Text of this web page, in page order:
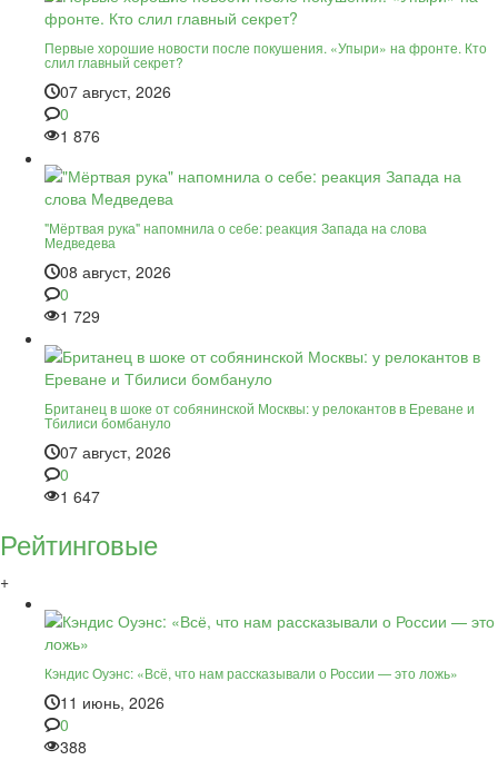
Первые хорошие новости после покушения. «Упыри» на фронте. Кто
слил главный секрет?
07 август, 2026
0
1 876
"Мёртвая рука" напомнила о себе: реакция Запада на слова
Медведева
08 август, 2026
0
1 729
Британец в шоке от собянинской Москвы: у релокантов в Ереване и
Тбилиси бомбануло
07 август, 2026
0
1 647
Рейтинговые
+
Кэндис Оуэнс: «Всё, что нам рассказывали о России — это ложь»
11 июнь, 2026
0
388